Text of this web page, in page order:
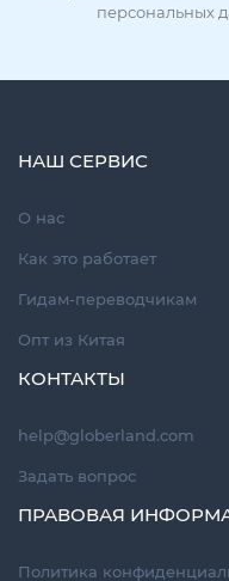
персональных
НАШ СЕРВИС
О нас
Как это работает
Гидам-переводчикам
Опт из Китая
КОНТАКТЫ
help@globerland.com
Задать вопрос
ПРАВОВАЯ
Политика